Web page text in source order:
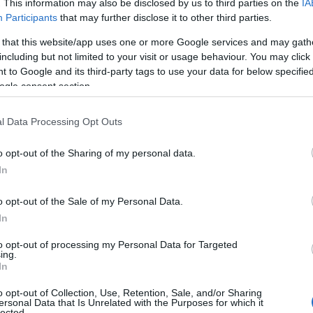
This information may also be disclosed by us to third parties on the
Participants that may further disclose it to other third parties.
that this website/app uses one or more Google services and may
but not limited to your visit or usage behaviour. You may
to Google and its third-party tags to use your data for below
consent section.
Data Processing Opt Outs
opt-out of the Sharing of my personal data.
opt-out of the Sale of my Personal Data.
opt-out of processing my Personal Data for Targeted
opt-out of Collection, Use, Retention, Sale, and/or Sharing
Data that Is Unrelated with the Purposes for which it
Σύμφωνα με τον χάρτη
Πολιτικής Προστασίας η περιοχή
κίνδυνου 3. Το Ανακριτικό
περιοχή της πυρκαγιάς για την
ως προτεινόμενη
στην Google